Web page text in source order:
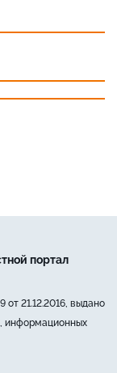
портал
21.12.2016, выдано
информационных